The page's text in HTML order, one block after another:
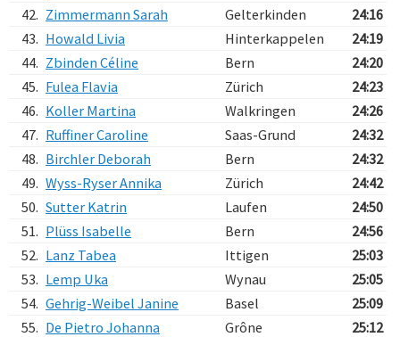
42. Zimmermann Sarah Gelterkinden
24:16
43. Howald Livia Hinterkappelen
24:19
44. Zbinden Céline Bern
24:20
45. Fulea Flavia Zürich
24:23
46. Koller Martina Walkringen
24:26
47. Ruffiner Caroline Saas-Grund
24:32
48. Birchler Deborah Bern
24:32
49. Wyss-Ryser Annika Zürich
24:42
50. Sutter Katrin Laufen
24:50
51. Plüss Isabelle Bern
24:56
52. Lanz Tabea Ittigen
25:03
53. Lemp Uka Wynau
25:05
54. Gehrig-Weibel Janine Basel
25:09
55. De Pietro Johanna Grône
25:12